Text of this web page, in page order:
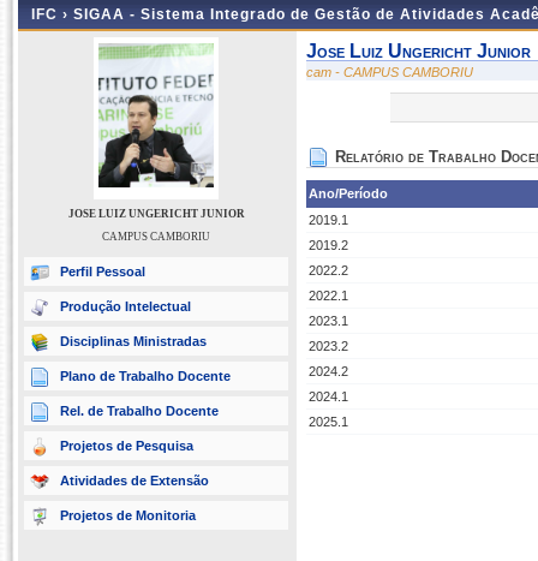
IFC › SIGAA - Sistema Integrado de Gestão de Atividades
JOSE LUIZ UNGERICHT JUNIOR
CAMPUS CAMBORIU
Perfil Pessoal
Produção Intelectual
Disciplinas Ministradas
Plano de Trabalho Docente
Rel. de Trabalho Docente
Projetos de Pesquisa
Atividades de Extensão
Projetos de Monitoria
Jose Luiz Ungericht Junior
cam - CAMPUS CAMBORIU
Relatório de Trabalho
Ano/Período
2019.1
2019.2
2022.2
2022.1
2023.1
2023.2
2024.2
2024.1
2025.1